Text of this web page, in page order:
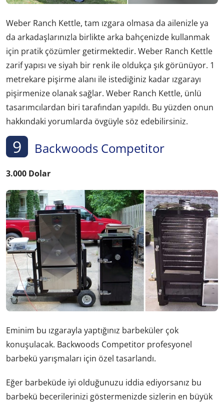
Weber Ranch Kettle, tam ızgara olmasa da ailenizle ya
da arkadaşlarınızla birlikte arka bahçenizde kullanmak
için pratik çözümler getirmektedir. Weber Ranch Kettle
zarif yapısı ve siyah bir renk ile oldukça şık görünüyor. 1
metrekare pişirme alanı ile istediğiniz kadar ızgarayı
pişirmenize olanak sağlar. Weber Ranch Kettle, ünlü
tasarımcılardan biri tarafından yapıldı. Bu yüzden onun
hakkındaki yorumlarda övgüyle söz edebilirsiniz.
9 Backwoods Competitor
3.000 Dolar
Eminim bu ızgarayla yaptığınız barbeküler çok
konuşulacak. Backwoods Competitor profesyonel
barbekü yarışmaları için özel tasarlandı.
Eğer barbeküde iyi olduğunuzu iddia ediyorsanız bu
barbekü becerilerinizi göstermenizde sizlerin en büyük